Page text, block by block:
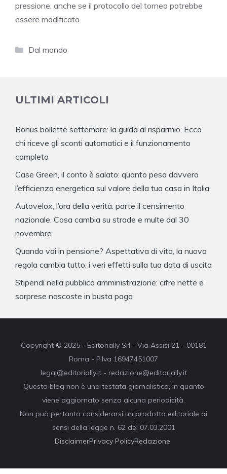
pressione, anche se il protocollo del torneo potrebbe
essere modificato.
Categorie
Dal mondo
ULTIMI ARTICOLI
Bonus bollette settembre: la guida al risparmio. Ecco
chi riceve gli sconti automatici e il funzionamento
completo
Case Green, il conto è salato: quanto pesa davvero
l’efficienza energetica sul valore della tua casa in Italia
Autovelox, l’ora della verità: parte il censimento
nazionale. Cosa cambia su strade e multe dal 30
novembre
Quando vai in pensione? Aspettativa di vita, la nuova
regola cambia tutto: i veri effetti sulla tua data di uscita
Stipendi nella pubblica amministrazione: cifre nette e
sorprese nascoste in busta paga
Copyright © 2025 - Editorially Srl - Via Assisi 21 - 00181
Roma - P.Iva 16947451007
legal@editorially.it - redazione@editorially.it
Questo blog non è una testata giornalistica, in quanto
viene aggiornato senza alcuna periodicità.
Non può pertanto considerarsi un prodotto editoriale ai
sensi della legge n. 62 del 07.03.2001
DisclaimerPrivacy PolicyRedazione